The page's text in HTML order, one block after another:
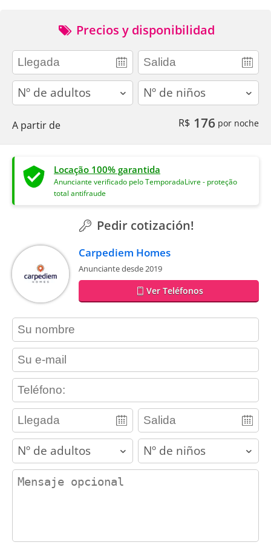
Precios y disponibilidad
adults children
A partir de R$ 176 por noche
Locação 100% garantida
Anunciante verificado pelo TemporadaLivre - proteção
total antifraude
Pedir cotización!
Carpediem Homes
Anunciante desde 2019
Ver Teléfonos
contact_name
contact_email
contact_phone
adults children
contact_message